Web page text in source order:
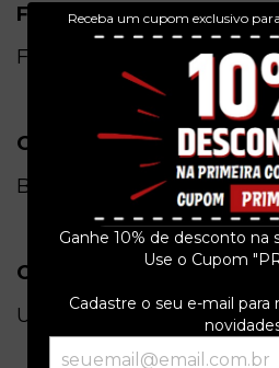
Receba um cupom exclusivo
Ganhe 10% de desconto na
Use o Cupom
Cadastre o seu e-mail
Formato
Físico
Gênero
Blues
Condição do item
Usado